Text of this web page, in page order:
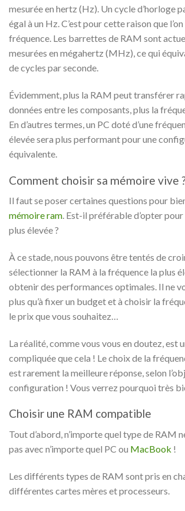
mesurée en hertz (Hz). Un cycle d’horloge
égal à un Hz. C’est pour cette raison que
fréquence. Les barrettes de RAM sont
mesurées en mégahertz (MHz), ce qui
de cycles par seconde.
Évidemment, plus la RAM peut transférer
données entre les composants, plus la
En d’autres termes, un PC doté d’une
élevée sera plus performant pour une
équivalente.
Comment choisir sa mémoire vive
Il faut se poser certaines questions pour
mémoire ram. Est-il préférable d’opter
plus élevée ?
À ce stade, nous pouvons être tentés de
sélectionner la RAM à la fréquence la plus
obtenir des performances optimales. Il ne
plus qu’à fixer un budget et à choisir la
le prix que vous souhaitez…
La réalité, comme vous vous en doutez, est
compliquée que cela ! Le choix de la
est rarement la meilleure réponse, selon
configuration ! Vous verrez pourquoi très
Choisir une RAM compatible
Tout d’abord, n’importe quel type de RAM
pas avec n’importe quel PC ou MacBook !
Les différents types de RAM sont pris en
différentes cartes mères et processeurs.